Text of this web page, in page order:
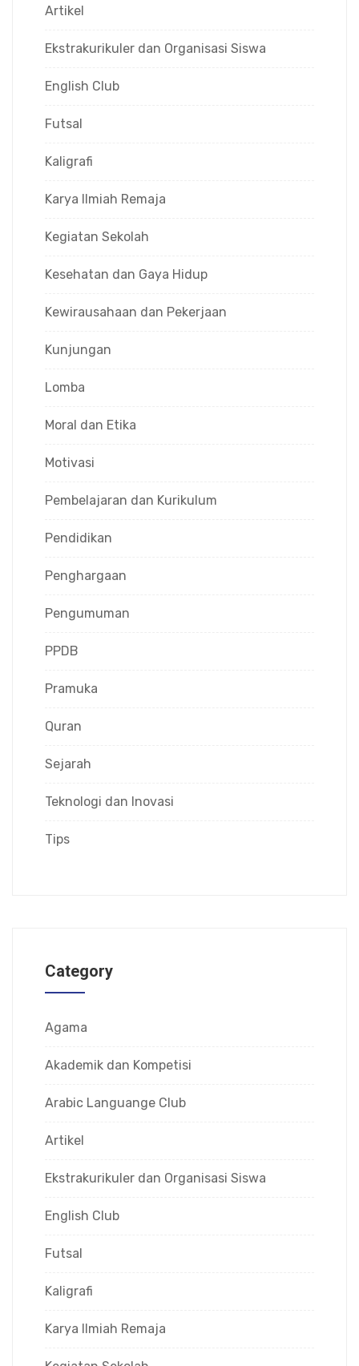
Artikel
Ekstrakurikuler dan Organisasi Siswa
English Club
Futsal
Kaligrafi
Karya Ilmiah Remaja
Kegiatan Sekolah
Kesehatan dan Gaya Hidup
Kewirausahaan dan Pekerjaan
Kunjungan
Lomba
Moral dan Etika
Motivasi
Pembelajaran dan Kurikulum
Pendidikan
Penghargaan
Pengumuman
PPDB
Pramuka
Quran
Sejarah
Teknologi dan Inovasi
Tips
Category
Agama
Akademik dan Kompetisi
Arabic Languange Club
Artikel
Ekstrakurikuler dan Organisasi Siswa
English Club
Futsal
Kaligrafi
Karya Ilmiah Remaja